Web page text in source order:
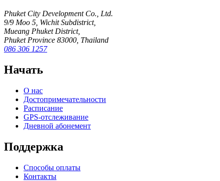
Phuket City Development Co., Ltd.
9/9 Moo 5, Wichit Subdistrict,
Mueang Phuket District,
Phuket Province 83000, Thailand
086 306 1257
Начать
О нас
Достопримечательности
Расписание
GPS-отслеживание
Дневной абонемент
Поддержка
Способы оплаты
Контакты